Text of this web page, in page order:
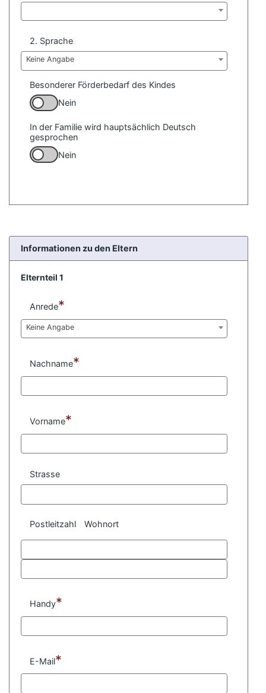
2. Sprache
Keine Angabe
Besonderer Förderbedarf des Kindes
Nein
In der Familie wird hauptsächlich Deutsch
gesprochen
Nein
Informationen zu den Eltern
Elternteil 1
Anrede*
Keine Angabe
Nachname*
Vorname*
Strasse
Postleitzahl Wohnort
Handy*
E-Mail*